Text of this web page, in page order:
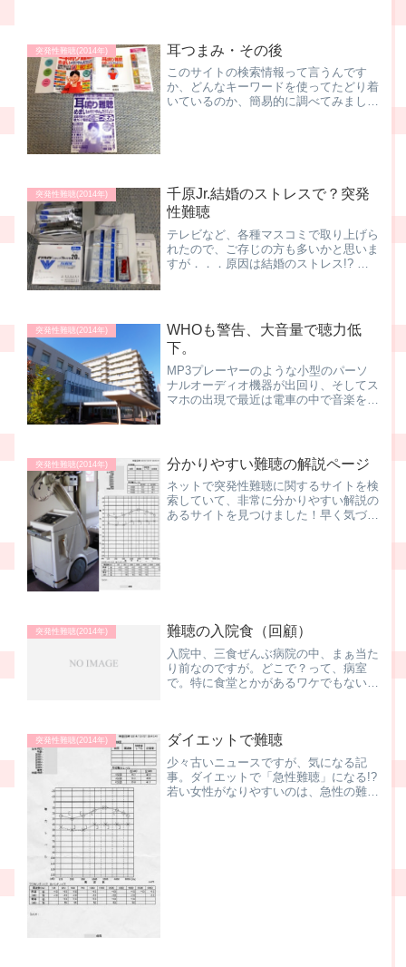
突発性難聴(2014年) 耳つまみ・その後
このサイトの検索情報って言うんです
か、どんなキーワードを使ってたどり着
いているのか、簡易的に調べてみました
突発性難聴(2014年)
千原Jr.結婚のストレスで？突発
性難聴
テレビなど、各種マスコミで取り上げら
れたので、ご存じの方も多いかと思いま
すが．．．原因は結婚のストレス!? 千
スが結婚によるものかど...
突発性難聴(2014年)
WHOも警告、大音量で聴力低
下。
MP3プレーヤーのような小型のパーソ
ナルオーディオ機器が出回り、そしてス
マホの出現で最近は電車の中で音楽を聴
サイトでも 過去の記事で...
突発性難聴(2014年) 分かりやすい難聴の解説ページ
ネットで突発性難聴に関するサイトを検
索していて、非常に分かりやすい解説の
あるサイトを見つけました！早く気づく
突発性難聴(2014年) 難聴の入院食（回顧）
入院中、三食ぜんぶ病院の中、まぁ当た
り前なのですが。どこで？って、病室
で。特に食堂とかがあるワケでもないの
は特にナシ。常食でした。ち...
突発性難聴(2014年) ダイエットで難聴
少々古いニュースですが、気になる記
事。ダイエットで「急性難聴」になる!?
若い女性がなりやすいのは、急性の難